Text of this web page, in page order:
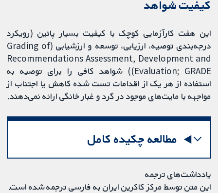
کیفیت شواهد
این هفت کارآزمایی کوچک با کیفیت بسیار پائین (رویکرد
درجه‌بندی توصیه، ارزیابی، توسعه و ارزشیابی (Grading of
Recommendations Assessment, Development and
Evaluation; GRADE)) شواهد کافی را برای توصیه به
استفاده از هر یک از اقدامات تست شده کاهش یا اجتناب از
مواجهه با مایت‌های موجود در گرد و غبار خانگی ارائه نمی‌دهند.
مطالعه چکیده کامل
یادداشت‌های ترجمه
این متن توسط مرکز کاکرین ایران به فارسی ترجمه شده است.